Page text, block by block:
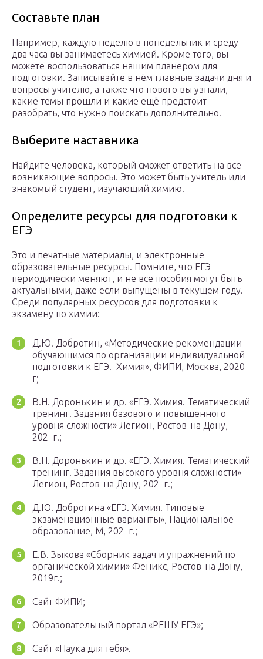
Составьте план
Например, каждую неделю в понедельник и среду
два часа вы занимаетесь химией. Кроме того, вы
можете воспользоваться нашим планером для
подготовки. Записывайте в нём главные задачи дня и
вопросы учителю, а также что нового вы узнали,
какие темы прошли и какие ещё предстоит
разобрать, что нужно поискать дополнительно.
Выберите наставника
Найдите человека, который сможет ответить на все
возникающие вопросы. Это может быть учитель или
знакомый студент, изучающий химию.
Определите ресурсы для подготовки к
ЕГЭ
Это и печатные материалы, и электронные
образовательные ресурсы. Помните, что ЕГЭ
периодически меняют, и не все пособия могут быть
актуальными, даже если выпущены в текущем году.
Среди популярных ресурсов для подготовки к
экзамену по химии:
Д.Ю. Добротин, «Методические рекомендации
обучающимся по организации индивидуальной
подготовки к ЕГЭ. Химия», ФИПИ, Москва, 2020
г;
В.Н. Доронькин и др. «ЕГЭ. Химия. Тематический
тренинг. Задания базового и повышенного
уровня сложности» Легион, Ростов-на Дону,
202_г.;
В.Н. Доронькин и др. «ЕГЭ. Химия. Тематический
тренинг. Задания высокого уровня сложности»
Легион, Ростов-на Дону, 202_г.;
Д.Ю. Добротина «ЕГЭ. Химия. Типовые
экзаменационные варианты», Национальное
образование, М, 202_г.;
Е.В. Зыкова «Сборник задач и упражнений по
органической химии» Феникс, Ростов-на Дону,
2019г.;
Сайт ФИПИ;
Образовательный портал «РЕШУ ЕГЭ»;
Сайт «Наука для тебя».